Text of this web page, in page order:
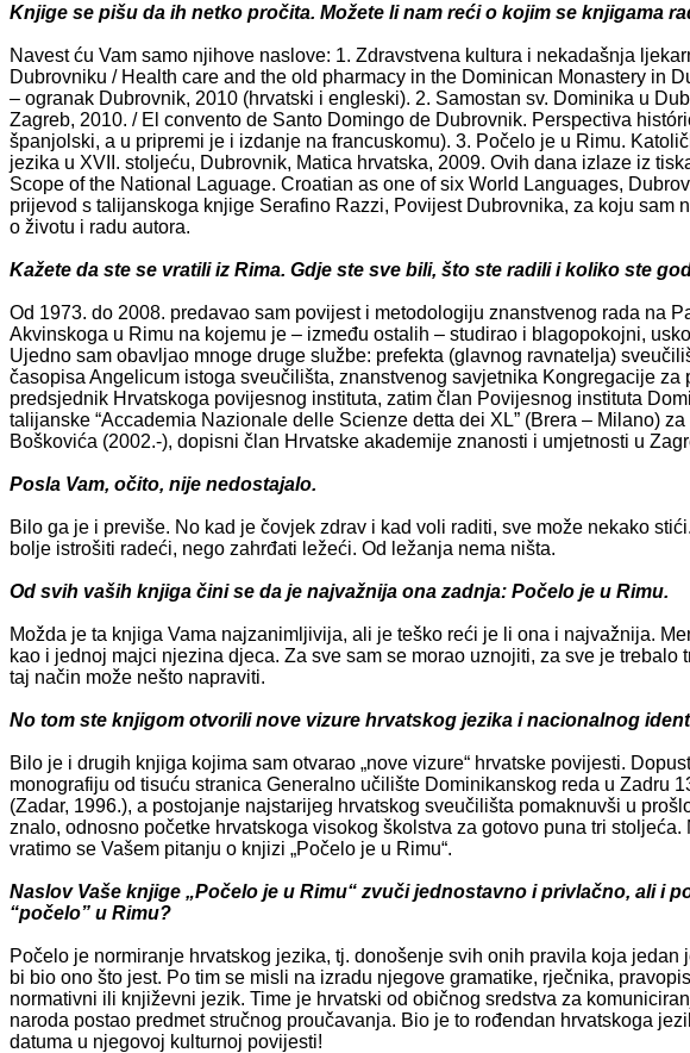
Knjige se pišu da ih netko pročita. Možete li nam reći o kojim se knjigama
Navest ću Vam samo njihove naslove: 1. Zdravstvena kultura i nekadašnja
Dubrovniku / Health care and the old pharmacy in the Dominican Monastery in
– ogranak Dubrovnik, 2010 (hrvatski i engleski). 2. Samostan sv. Dominika u
Zagreb, 2010. / El convento de Santo Domingo de Dubrovnik. Perspectiva
španjolski, a u pripremi je i izdanje na francuskomu). 3. Počelo je u Rimu.
jezika u XVII. stoljeću, Dubrovnik, Matica hrvatska, 2009. Ovih dana izlaze iz
Scope of the National Laguage. Croatian as one of six World Languages,
prijevod s talijanskoga knjige Serafino Razzi, Povijest Dubrovnika, za koju sam
o životu i radu autora.
Kažete da ste se vratili iz Rima. Gdje ste sve bili, što ste radili i koliko ste
Od 1973. do 2008. predavao sam povijest i metodologiju znanstvenog rada na
Akvinskoga u Rimu na kojemu je – između ostalih – studirao i blagopokojni,
Ujedno sam obavljao mnoge druge službe: prefekta (glavnog ravnatelja)
časopisa Angelicum istoga sveučilišta, znanstvenog savjetnika Kongregacije za
predsjednik Hrvatskoga povijesnog instituta, zatim član Povijesnog instituta
talijanske “Accademia Nazionale delle Scienze detta dei XL” (Brera – Milano)
Boškovića (2002.-), dopisni član Hrvatske akademije znanosti i umjetnosti u
Posla Vam, očito, nije nedostajalo.
Bilo ga je i previše. No kad je čovjek zdrav i kad voli raditi, sve može nekako
bolje istrošiti radeći, nego zahrđati ležeći. Od ležanja nema ništa.
Od svih vaših knjiga čini se da je najvažnija ona zadnja: Počelo je u Rimu.
Možda je ta knjiga Vama najzanimljivija, ali je teško reći je li ona i najvažnija.
kao i jednoj majci njezina djeca. Za sve sam se morao uznojiti, za sve je trebalo
taj način može nešto napraviti.
No tom ste knjigom otvorili nove vizure hrvatskog jezika i nacionalnog
Bilo je i drugih knjiga kojima sam otvarao „nove vizure“ hrvatske povijesti.
monografiju od tisuću stranica Generalno učilište Dominikanskog reda u Zadru
(Zadar, 1996.), a postojanje najstarijeg hrvatskog sveučilišta pomaknuvši u
znalo, odnosno početke hrvatskoga visokog školstva za gotovo puna tri stoljeća.
vratimo se Vašem pitanju o knjizi „Počelo je u Rimu“.
Naslov Vaše knjige „Počelo je u Rimu“ zvuči jednostavno i privlačno, ali i
“počelo” u Rimu?
Počelo je normiranje hrvatskog jezika, tj. donošenje svih onih pravila koja jedan
bi bio ono što jest. Po tim se misli na izradu njegove gramatike, rječnika,
normativni ili književni jezik. Time je hrvatski od običnog sredstva za
naroda postao predmet stručnog proučavanja. Bio je to rođendan hrvatskoga
datuma u njegovoj kulturnoj povijesti!